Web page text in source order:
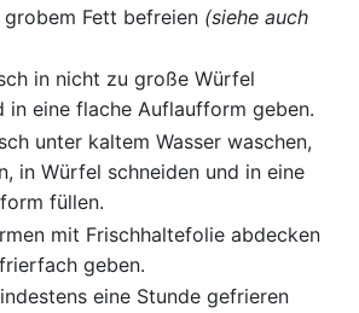
grobem Fett befreien (siehe auch
in nicht zu große Würfel
in eine flache Auflaufform geben.
unter kaltem Wasser waschen,
in Würfel schneiden und in eine
füllen.
mit Frischhaltefolie abdecken
geben.
eine Stunde gefrieren